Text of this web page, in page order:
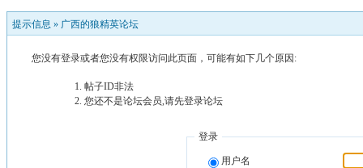
提示信息 » 广西的狼精英论坛
您没有登录或者您没有权限访问此页面，可能有如下几个原因:
帖子ID非法
您还不是论坛会员,请先登录论坛
登录
用户名